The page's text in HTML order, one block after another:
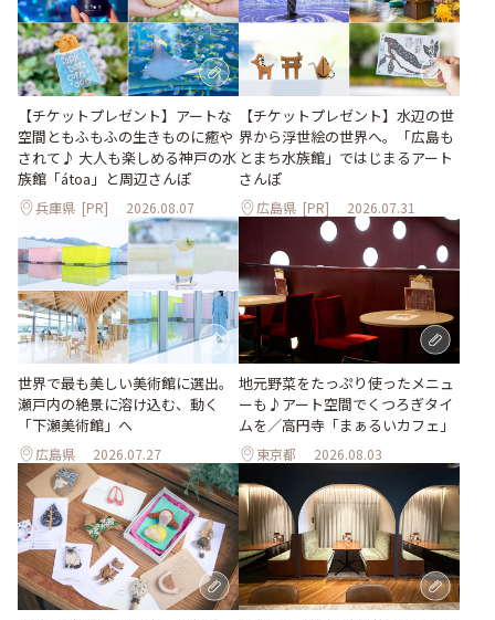
【チケットプレゼント】アートな
空間ともふもふの生きものに癒や
されて♪ 大人も楽しめる神戸の水
族館「átoa」と周辺さんぽ
兵庫県 [PR] 2026.08.07
【チケットプレゼント】水辺の世
界から浮世絵の世界へ。「広島も
とまち水族館」ではじまるアート
さんぽ
広島県 [PR] 2026.07.31
世界で最も美しい美術館に選出。
瀬戸内の絶景に溶け込む、動く
「下瀬美術館」へ
広島県 2026.07.27
地元野菜をたっぷり使ったメニュ
ーも♪アート空間でくつろぎタイ
ムを／高円寺「まぁるいカフェ」
東京都 2026.08.03